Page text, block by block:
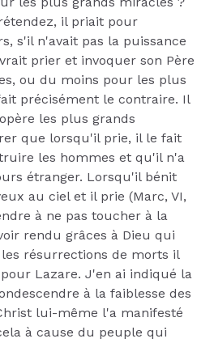
il priait pour
s'il n'avait pas la puissance
prier et invoquer son Père
ou du moins pour les plus
précisément le contraire. Il
les plus grands
que lorsqu'il prie, il le fait
les hommes et qu'il n'a
étranger. Lorsqu'il bénit
au ciel et il prie (Marc, VI,
à ne pas toucher à la
rendu grâces à Dieu qui
résurrections de morts il
Lazare. J'en ai indiqué la
à la faiblesse des
lui-même l'a manifesté
à cause du peuple qui